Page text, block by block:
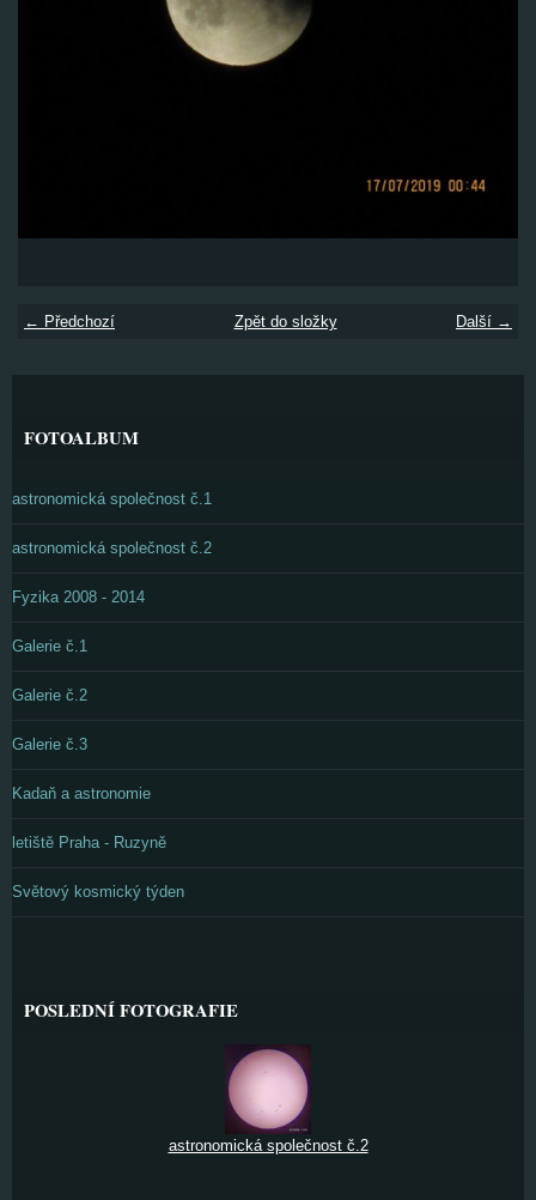
← Předchozí Další →
Zpět do složky
FOTOALBUM
astronomická společnost č.1
astronomická společnost č.2
Fyzika 2008 - 2014
Galerie č.1
Galerie č.2
Galerie č.3
Kadaň a astronomie
letiště Praha - Ruzyně
Světový kosmický týden
POSLEDNÍ FOTOGRAFIE
astronomická společnost č.2